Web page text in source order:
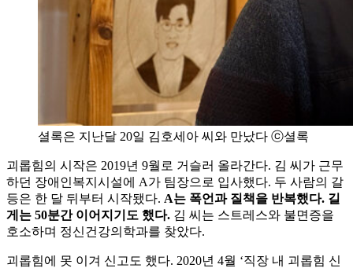
셜록은 지난달 20일 김호세아 씨와 만났다 ⓒ셜록
괴롭힘의 시작은 2019년 9월로 거슬러 올라간다. 김 씨가 근무
하던 장애인복지시설에 A가 팀장으로 입사했다. 두 사람의 갈
등은 한 달 뒤부터 시작됐다. A는 폭언과 질책을 반복했다. 길
게는 50분간 이어지기도 했다. 김 씨는 스트레스와 불면증을
호소하며 정신건강의학과를 찾았다.
괴롭힘에 못 이겨 신고도 했다. 2020년 4월 ‘직장 내 괴롭힘 신